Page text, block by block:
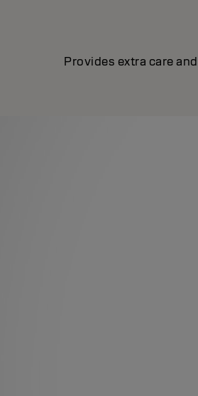
Provides extra care